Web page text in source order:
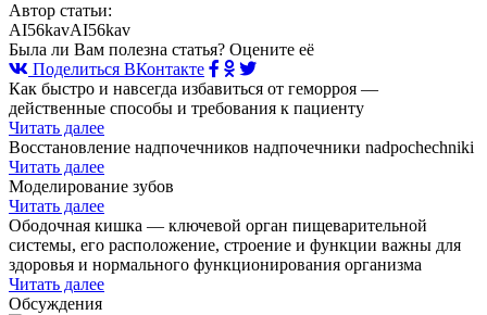
Автор статьи:
AI56kavAI56kav
Была ли Вам полезна статья? Оцените её
Поделиться ВКонтакте
Как быстро и навсегда избавиться от геморроя —
действенные способы и требования к пациенту
Читать далее
Восстановление надпочечников надпочечники nadpochechniki
Читать далее
Моделирование зубов
Читать далее
Ободочная кишка — ключевой орган пищеварительной
системы, его расположение, строение и функции важны для
здоровья и нормального функционирования организма
Читать далее
Обсуждения